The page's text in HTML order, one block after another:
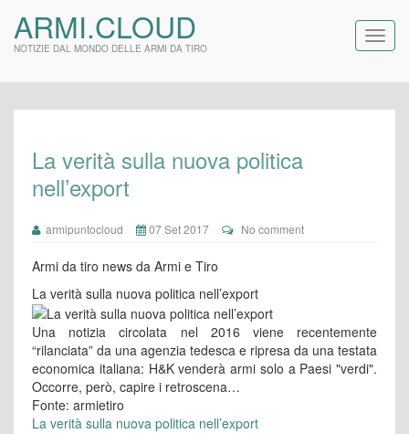
ARMI.CLOUD
NOTIZIE DAL MONDO DELLE ARMI DA TIRO
La verità sulla nuova politica
nell’export
armipuntocloud 07 Set 2017 No comment
Armi da tiro news da Armi e Tiro
La verità sulla nuova politica nell’export
Una notizia circolata nel 2016 viene recentemente
“rilanciata” da una agenzia tedesca e ripresa da una testata
economica italiana: H&K venderà armi solo a Paesi "verdi".
Occorre, però, capire i retroscena…
Fonte: armietiro
La verità sulla nuova politica nell’export